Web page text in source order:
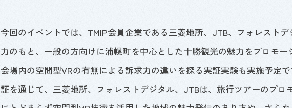
今回のイベントでは、 TMIP会員企業である三菱地所、 JTB、フォレストデ
力のもと、一般の方向けに浦幌町を中心とした十勝観光の魅力をプロモー
会場内の空間型VRの有無による訴求力の違いを探る実証実験も実施予定
証を通じて、三菱地所、フォレストデジタル、 JTBは、旅行ツアーのプロ